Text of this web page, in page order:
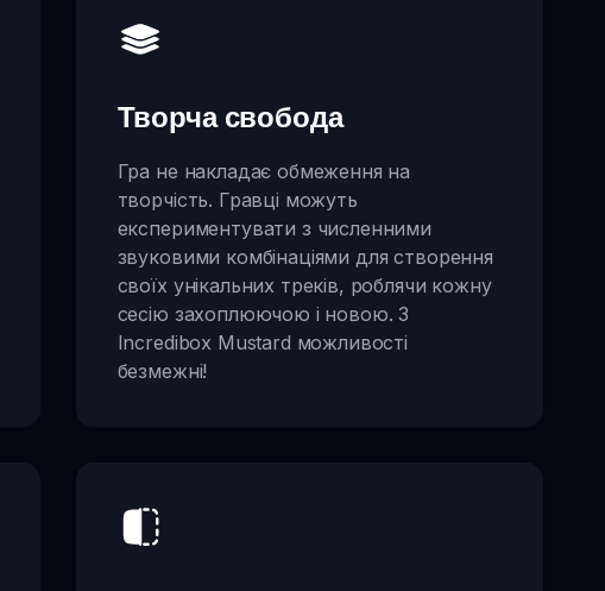
Творча свобода
Гра не накладає обмеження на
творчість. Гравці можуть
експериментувати з численними
звуковими комбінаціями для створення
своїх унікальних треків, роблячи кожну
сесію захоплюючою і новою. З
Incredibox Mustard можливості
безмежні!